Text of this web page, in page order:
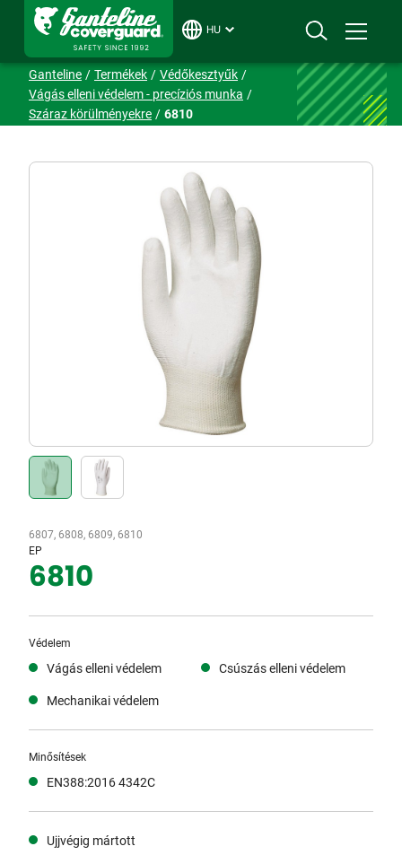
HU
Ganteline Termékek
Védőkesztyűk
Vágás elleni védelem - precíziós munka
Száraz körülményekre
6810
6807, 6808, 6809, 6810
EP
6810
Védelem
Vágás elleni védelem
Csúszás elleni védelem
Mechanikai védelem
Minősítések
EN388:2016 4342C
Ujjvégig mártott